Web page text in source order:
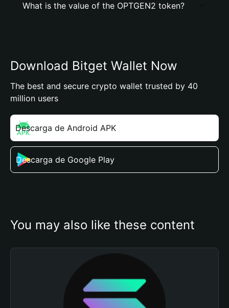
What is the value of the OPTGEN2 token?
Download Bitget Wallet Now
The best and secure crypto wallet trusted by 40
million users
Descarga de Android APK
Descarga de Google Play
You may also like these content